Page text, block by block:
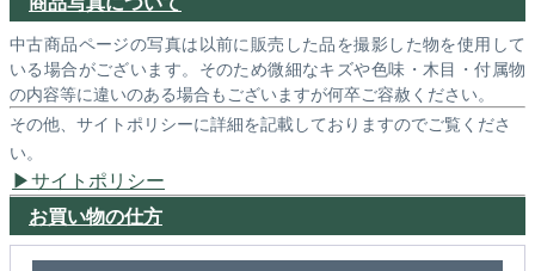
中古商品ページの写真は以前に販売した品を撮影した物を使用して
いる場合がございます。そのため微細なキズや色味・木目・付属物
の内容等に違いのある場合もございますが何卒ご容赦ください。
その他、サイトポリシーに詳細を記載しておりますのでご覧くださ
い。
サイトポリシー
お買い物の仕方